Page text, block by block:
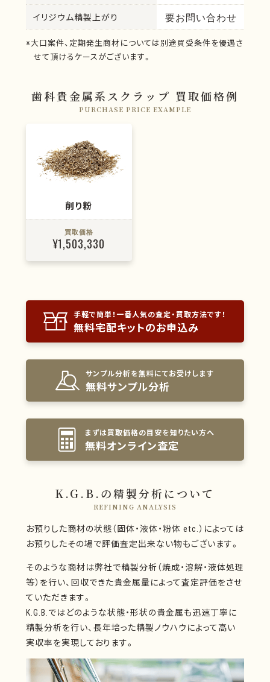
イリジウム精製上がり 要お問い合わせ
※大口案件、定期発生商材については別途買受条件を優遇さ
せて頂けるケースがございます。
歯科貴金属系スクラップ 買取価格例
PURCHASE PRICE EXAMPLE
削り粉
買取価格
¥1,503,330
手軽で簡単！一番人気の査定・買取方法です！
無料宅配キットのお申込み
サンプル分析を無料にてお受けします
無料サンプル分析
まずは買取価格の目安を知りたい方へ
無料オンライン査定
K.G.B.の精製分析について
REFINING ANALYSIS
お預りした商材の状態（固体・液体・粉体 etc.）によっては
お預りしたその場で評価査定出来ない物もございます。
そのような商材は弊社で精製分析（焼成・溶解・液体処理
等）を行い、回収できた貴金属量によって査定評価をさせ
ていただきます。
K.G.B.ではどのような状態・形状の貴金属も迅速丁寧に
精製分析を行い、長年培った精製ノウハウによって高い
実収率を実現しております。